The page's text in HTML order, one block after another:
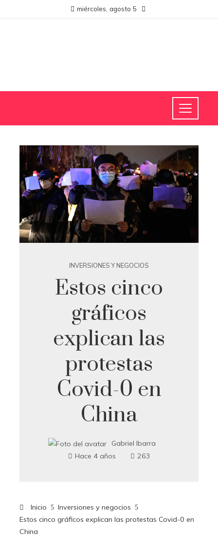
miércoles, agosto 5
INVERSIONES Y NEGOCIOS
Estos cinco
gráficos
explican las
protestas
Covid-0 en
China
Gabriel Ibarra
Hace 4 años
263
Inicio
Inversiones y negocios
Estos cinco gráficos explican las protestas Covid-0 en
China